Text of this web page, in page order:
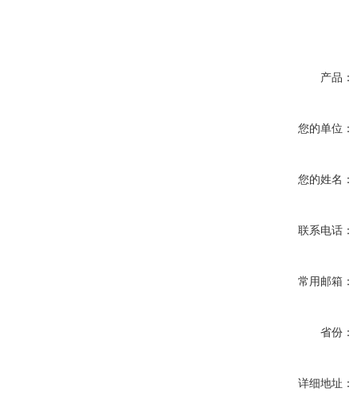
产品：
您的单位：
您的姓名：
联系电话：
常用邮箱：
省份：
详细地址：